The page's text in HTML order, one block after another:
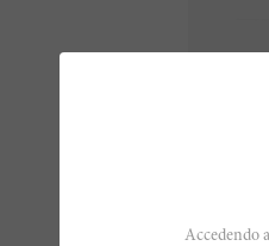
Heitz
Accedendo